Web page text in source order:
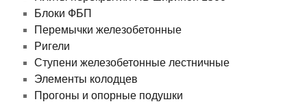
Блоки ФБП
Перемычки железобетонные
Ригели
Ступени железобетонные лестничные
Элементы колодцев
Прогоны и опорные подушки